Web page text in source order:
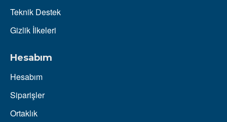
Teknik Destek
Gizlik İlkeleri
Hesabım
Hesabım
Siparişler
Ortaklık